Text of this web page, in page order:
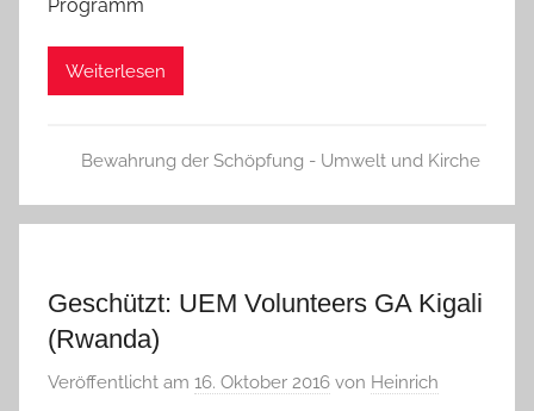
Programm
Weiterlesen
Bewahrung der Schöpfung - Umwelt und Kirche
Geschützt: UEM Volunteers GA Kigali
(Rwanda)
Veröffentlicht am 16. Oktober 2016 von Heinrich